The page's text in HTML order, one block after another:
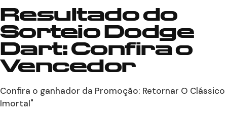
Resultado do
Sorteio Dodge
Dart: Confira o
Vencedor
Confira o ganhador da Promoção: Retornar O Clássico
Imortal"